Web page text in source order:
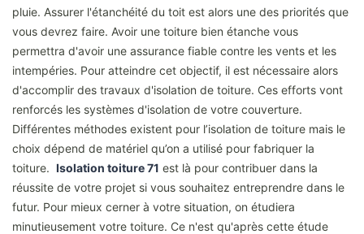
pluie. Assurer l'étanchéité du toit est alors une des priorités que
vous devrez faire. Avoir une toiture bien étanche vous
permettra d'avoir une assurance fiable contre les vents et les
intempéries. Pour atteindre cet objectif, il est nécessaire alors
d'accomplir des travaux d'isolation de toiture. Ces efforts vont
renforcés les systèmes d'isolation de votre couverture.
Différentes méthodes existent pour l’isolation de toiture mais le
choix dépend de matériel qu’on a utilisé pour fabriquer la
toiture. Isolation toiture 71 est là pour contribuer dans la
réussite de votre projet si vous souhaitez entreprendre dans le
futur. Pour mieux cerner à votre situation, on étudiera
minutieusement votre toiture. Ce n'est qu'après cette étude